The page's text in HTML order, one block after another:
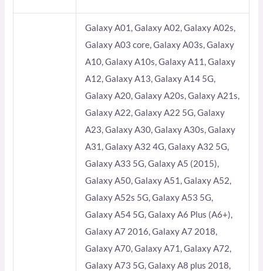
Galaxy A01, Galaxy A02, Galaxy A02s,
Galaxy A03 core, Galaxy A03s, Galaxy
A10, Galaxy A10s, Galaxy A11, Galaxy
A12, Galaxy A13, Galaxy A14 5G,
Galaxy A20, Galaxy A20s, Galaxy A21s,
Galaxy A22, Galaxy A22 5G, Galaxy
A23, Galaxy A30, Galaxy A30s, Galaxy
A31, Galaxy A32 4G, Galaxy A32 5G,
Galaxy A33 5G, Galaxy A5 (2015),
Galaxy A50, Galaxy A51, Galaxy A52,
Galaxy A52s 5G, Galaxy A53 5G,
Galaxy A54 5G, Galaxy A6 Plus (A6+),
Galaxy A7 2016, Galaxy A7 2018,
Galaxy A70, Galaxy A71, Galaxy A72,
Galaxy A73 5G, Galaxy A8 plus 2018,